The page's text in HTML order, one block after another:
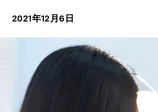
2021年12月6日